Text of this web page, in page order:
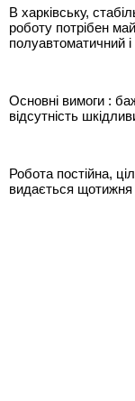
В харківську,
роботу потрібен
полуавтоматичний
Основні вимоги :
відсутність
Робота постійна,
видається щотижня